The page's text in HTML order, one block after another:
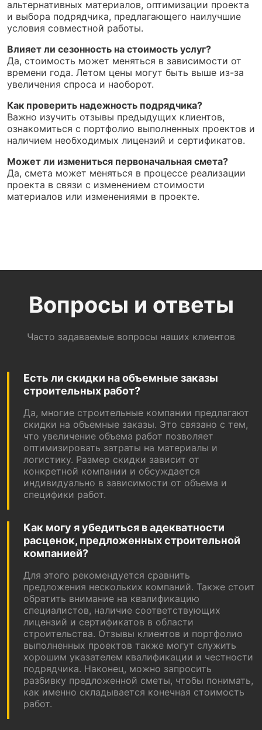
альтернативных материалов, оптимизации проекта
и выбора подрядчика, предлагающего наилучшие
условия совместной работы.
Влияет ли сезонность на стоимость услуг?
Да, стоимость может меняться в зависимости от
времени года. Летом цены могут быть выше из-за
увеличения спроса и наоборот.
Как проверить надежность подрядчика?
Важно изучить отзывы предыдущих клиентов,
ознакомиться с портфолио выполненных проектов и
наличием необходимых лицензий и сертификатов.
Может ли измениться первоначальная смета?
Да, смета может меняться в процессе реализации
проекта в связи с изменением стоимости
материалов или изменениями в проекте.
Вопросы и ответы
Часто задаваемые вопросы наших клиентов
Есть ли скидки на объемные заказы
строительных работ?
Да, многие строительные компании предлагают
скидки на объемные заказы. Это связано с тем,
что увеличение объема работ позволяет
оптимизировать затраты на материалы и
логистику. Размер скидки зависит от
конкретной компании и обсуждается
индивидуально в зависимости от объема и
специфики работ.
Как могу я убедиться в адекватности
расценок, предложенных строительной
компанией?
Для этого рекомендуется сравнить
предложения нескольких компаний. Также стоит
обратить внимание на квалификацию
специалистов, наличие соответствующих
лицензий и сертификатов в области
строительства. Отзывы клиентов и портфолио
выполненных проектов также могут служить
хорошим указателем квалификации и честности
подрядчика. Наконец, можно запросить
разбивку предложенной сметы, чтобы понимать,
как именно складывается конечная стоимость
работ.